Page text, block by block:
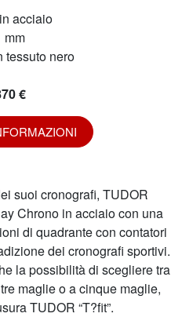
in acciaio
mm
tessuto nero
€
suoi cronografi, TUDOR
Chrono in acciaio con una
di quadrante con contatori
dei cronografi sportivi.
la possibilità di scegliere tra
maglie o a cinque maglie,
TUDOR “T?fit”.